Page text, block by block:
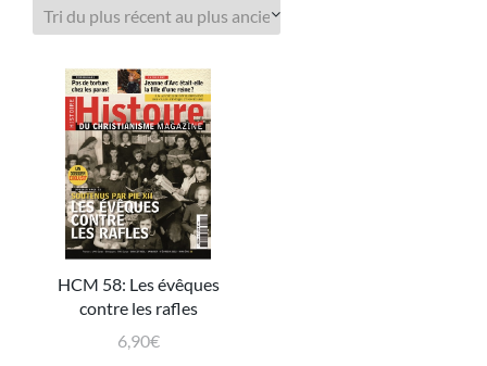
HCM 58: Les évêques
contre les rafles
6,90€